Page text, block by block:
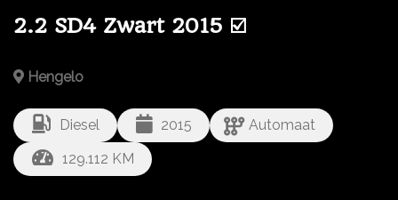
2.2 SD4 Zwart 2015 ☑️
Hengelo
Diesel 2015
Automaat
129.112 KM